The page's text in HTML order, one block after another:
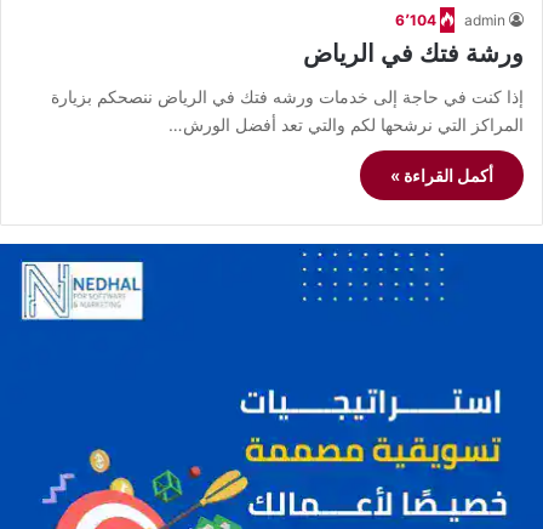
admin 6٬104
ورشة فتك في الرياض
إذا كنت في حاجة إلى خدمات ورشه فتك في الرياض ننصحكم بزيارة
المراكز التي نرشحها لكم والتي تعد أفضل الورش…
أكمل القراءة »